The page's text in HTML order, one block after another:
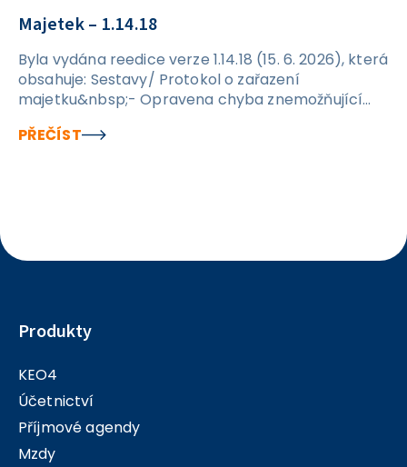
Majetek – 1.14.18
Byla vydána reedice verze 1.14.18 (15. 6. 2026), která
obsahuje: Sestavy/ Protokol o zařazení
majetku&nbsp;- Opravena chyba znemožňující
Transfery / Detail – AU 403 - Odstraněn problém s
PŘEČÍST
Produkty
KEO4
Účetnictví
Příjmové agendy
Mzdy